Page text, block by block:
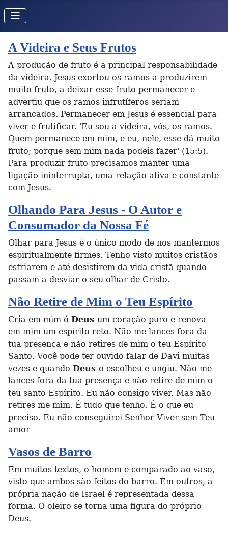
A Videira e Seus Frutos
A produção de fruto é a principal responsabilidade
da videira. Jesus exortou os ramos a produzirem
muito fruto, a deixar esse fruto permanecer e
advertiu que os ramos infrutíferos seriam
arrancados. Permanecer em Jesus é essencial para
viver e frutificar. 'Eu sou a videira, vós, os ramos.
Quem permanece em mim, e eu, nele, esse dá muito
fruto; porque sem mim nada podeis fazer' (15:5).
Para produzir fruto precisamos manter uma
ligação ininterrupta, uma relação ativa e constante
com Jesus.
Olhando Para Jesus - O Autor e
Consumador da Nossa Fé
Olhar para Jesus é o único modo de nos mantermos
espiritualmente firmes. Tenho visto muitos cristãos
esfriarem e até desistirem da vida cristã quando
passam a desviar o seu olhar de Cristo.
Não Retire de Mim o Teu Espírito
Cria em mim ó Deus um coração puro e renova
em mim um espírito reto. Não me lances fora da
tua presença e não retires de mim o teu Espírito
Santo. Você pode ter ouvido falar de Davi muitas
vezes e quando Deus o escolheu e ungiu. Não me
lances fora da tua presença e não retire de mim o
teu santo Espírito. Eu não consigo viver. Mas não
retires me mim. É tudo que tenho. É o que eu
preciso. Eu não conseguirei Senhor Viver sem Teu
amor
Vasos de Barro
Em muitos textos, o homem é comparado ao vaso,
visto que ambos são feitos do barro. Em outros, a
própria nação de Israel é representada dessa
forma. O oleiro se torna uma figura do próprio
Deus.